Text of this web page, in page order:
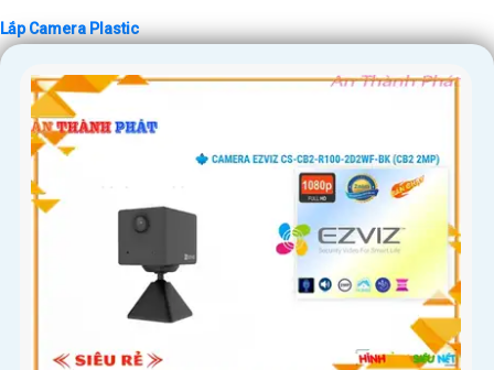
Lắp Camera Plastic